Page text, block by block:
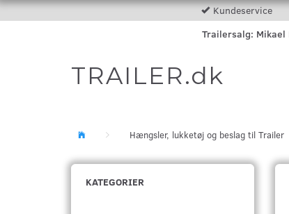
Kundeservice
Trailersalg:
TRAILER.dk
Hængsler, lukketøj og beslag til Trailer
KATEGORIER